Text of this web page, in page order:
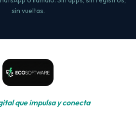
sin vueltas.
que impulsa y conecta